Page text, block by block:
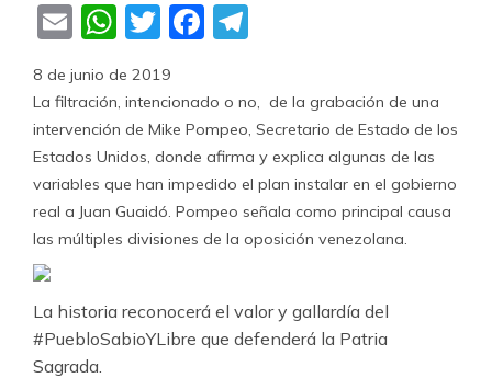
EmailWhatsApp
TwitterFacebook
8 de junio de 2019
La filtración, intencionado o no, de la grabación de una
intervención de Mike Pompeo, Secretario de Estado de los
Estados Unidos, donde afirma y explica algunas de las
variables que han impedido el plan instalar en el gobierno
real a Juan Guaidó. Pompeo señala como principal causa
las múltiples divisiones de la oposición venezolana.
La historia reconocerá el valor y gallardía del
#PuebloSabioYLibre que defenderá la Patria
Sagrada.